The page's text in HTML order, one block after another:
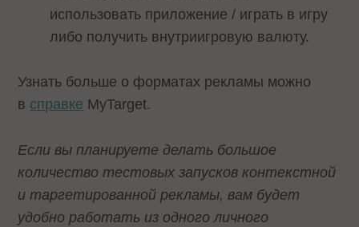
использовать приложение / играть в игру
либо получить внутриигровую валюту.
Узнать больше о форматах рекламы можно
в справке MyTarget.
Если вы планируете делать большое
количество тестовых запусков контекстной
и таргетированной рекламы, вам будет
удобно работать из одного личного